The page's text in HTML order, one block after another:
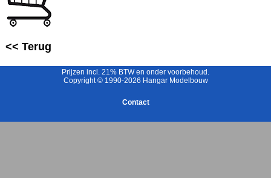
<< Terug
Prijzen incl. 21% BTW en onder voorbehoud.
Copyright © 1990-2026 Hangar Modelbouw
Contact